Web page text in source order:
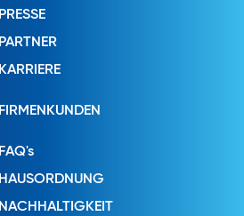
PRESSE
PARTNER
KARRIERE
FIRMENKUNDEN
FAQ's
HAUSORDNUNG
NACHHALTIGKEIT